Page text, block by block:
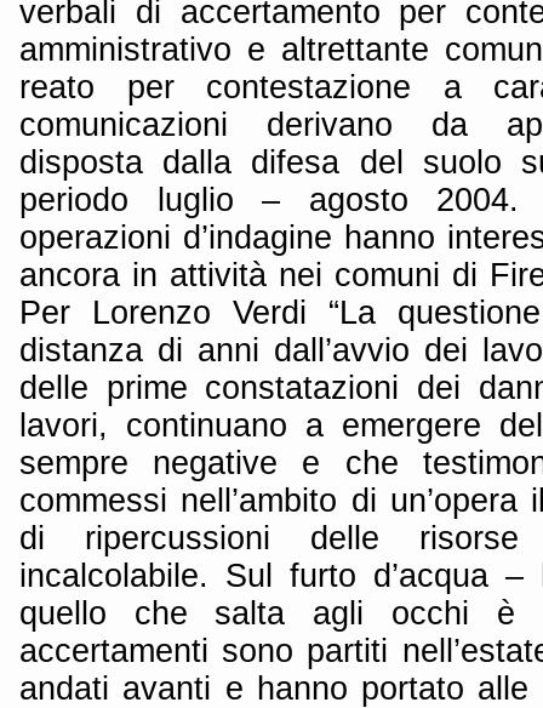
verbali di accertamento per
amministrativo e altrettante
reato per contestazione a
comunicazioni derivano da
disposta dalla difesa del suolo
periodo luglio – agosto 2004.
operazioni d’indagine hanno
ancora in attività nei comuni di
Per Lorenzo Verdi “La
distanza di anni dall’avvio dei
delle prime constatazioni dei
lavori, continuano a emergere
sempre negative e che
commessi nell’ambito di
di ripercussioni delle risorse
incalcolabile. Sul furto d’acqua
quello che salta agli occhi è
accertamenti sono partiti
andati avanti e hanno portato